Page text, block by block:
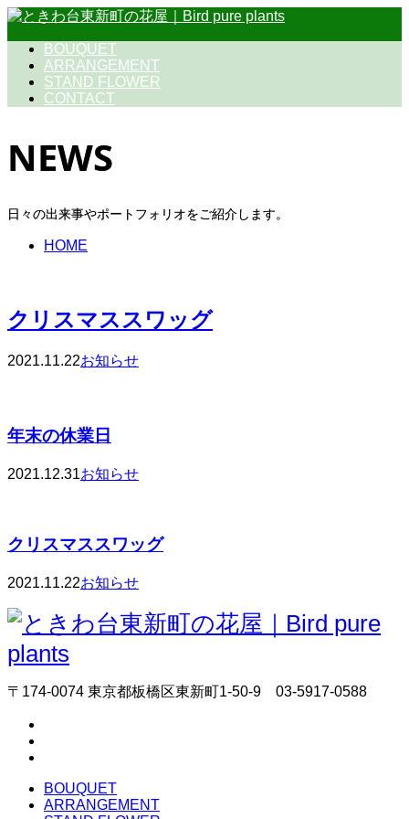
BOUQUET
ARRANGEMENT
STAND FLOWER
CONTACT
NEWS
日々の出来事やポートフォリオをご紹介します。
HOME
クリスマススワッグ
2021.11.22お知らせ
年末の休業日
2021.12.31お知らせ
クリスマススワッグ
2021.11.22お知らせ
〒174-0074 東京都板橋区東新町1-50-9 03-5917-0588
BOUQUET
ARRANGEMENT